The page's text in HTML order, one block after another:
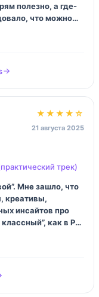
полезно, а где-
что можно
поддержка
★★★★☆
21 августа 2025
трек)
Мне зашло, что
креативы,
инсайтов про
как в РФ.
кабинете за